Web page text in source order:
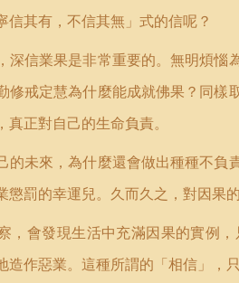
信其有，不信其無 」 式的信呢？
深信業果是非常重要的。無明煩
修戒定慧為什麼能成就佛果？同樣
真正對自己的生命負責。
的未來，為什麼還會做出種種不
懲罰的幸運兒。久而久之，對因果
，會發現生活中充滿因果的實例
造作惡業。這種所謂的 「相信 」
，